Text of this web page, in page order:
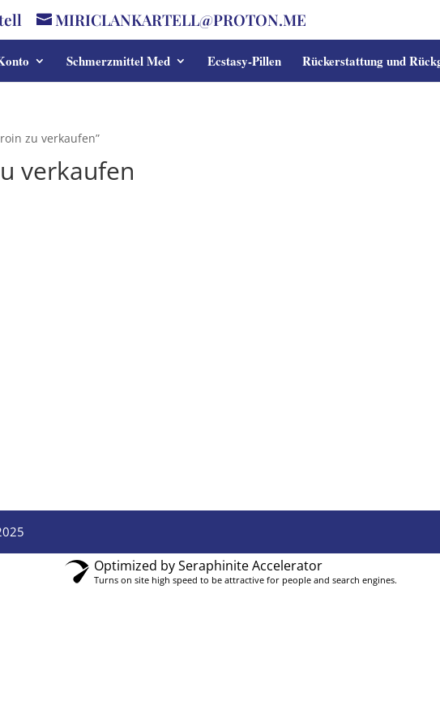
MIRICLANKARTELL@PROTON.ME
Schmerzmittel Med Ecstasy-Pillen Rückerstattung und
zu verkaufen”
verkaufen
Optimized by Seraphinite Accelerator
Turns on site high speed to be attractive for people and search engines.